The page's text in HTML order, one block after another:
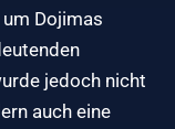
Dojimas
jedoch nicht
auch eine